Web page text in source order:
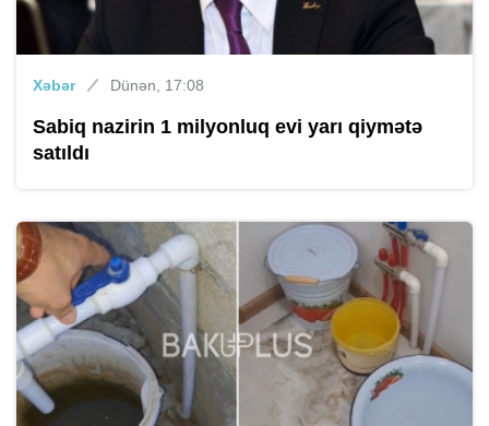
Xəbər Dünən, 17:08
Sabiq nazirin 1 milyonluq evi yarı qiymətə
satıldı